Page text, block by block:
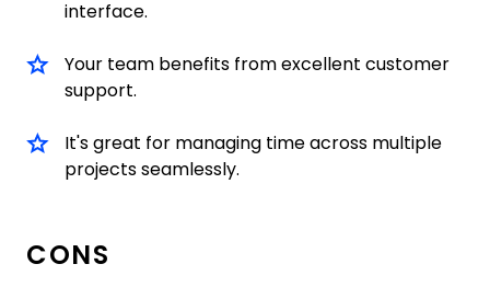
interface.
Your team benefits from excellent customer
support.
It's great for managing time across multiple
projects seamlessly.
CONS